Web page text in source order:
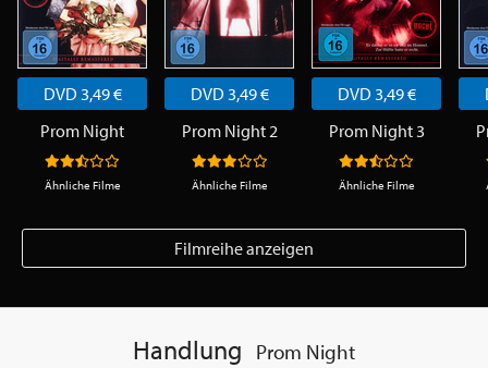
DVD 3,49 €
Prom Night
Ähnliche Filme
DVD 3,49 €
Prom Night 2
Ähnliche Filme
DVD 3,49 €
Prom Night 3
Ähnliche Filme
Filmreihe anzeigen
Handlung Prom Night